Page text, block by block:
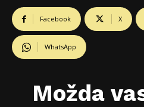
Facebook X
WhatsApp
Možda